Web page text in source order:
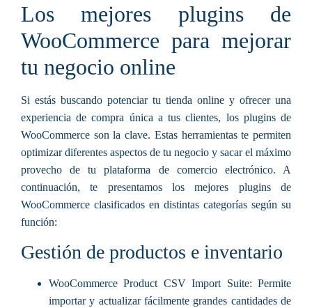
Los mejores plugins de
WooCommerce para mejorar
tu negocio online
Si estás buscando potenciar tu tienda online y ofrecer una
experiencia de compra única a tus clientes, los plugins de
WooCommerce son la clave. Estas herramientas te permiten
optimizar diferentes aspectos de tu negocio y sacar el máximo
provecho de tu plataforma de comercio electrónico. A
continuación, te presentamos los mejores plugins de
WooCommerce clasificados en distintas categorías según su
función:
Gestión de productos e inventario
WooCommerce Product CSV Import Suite: Permite
importar y actualizar fácilmente grandes cantidades de